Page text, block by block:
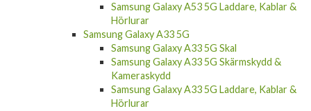
Samsung Galaxy A53 5G Laddare, Kablar &
Hörlurar
Samsung Galaxy A33 5G
Samsung Galaxy A33 5G Skal
Samsung Galaxy A33 5G Skärmskydd &
Kameraskydd
Samsung Galaxy A33 5G Laddare, Kablar &
Hörlurar